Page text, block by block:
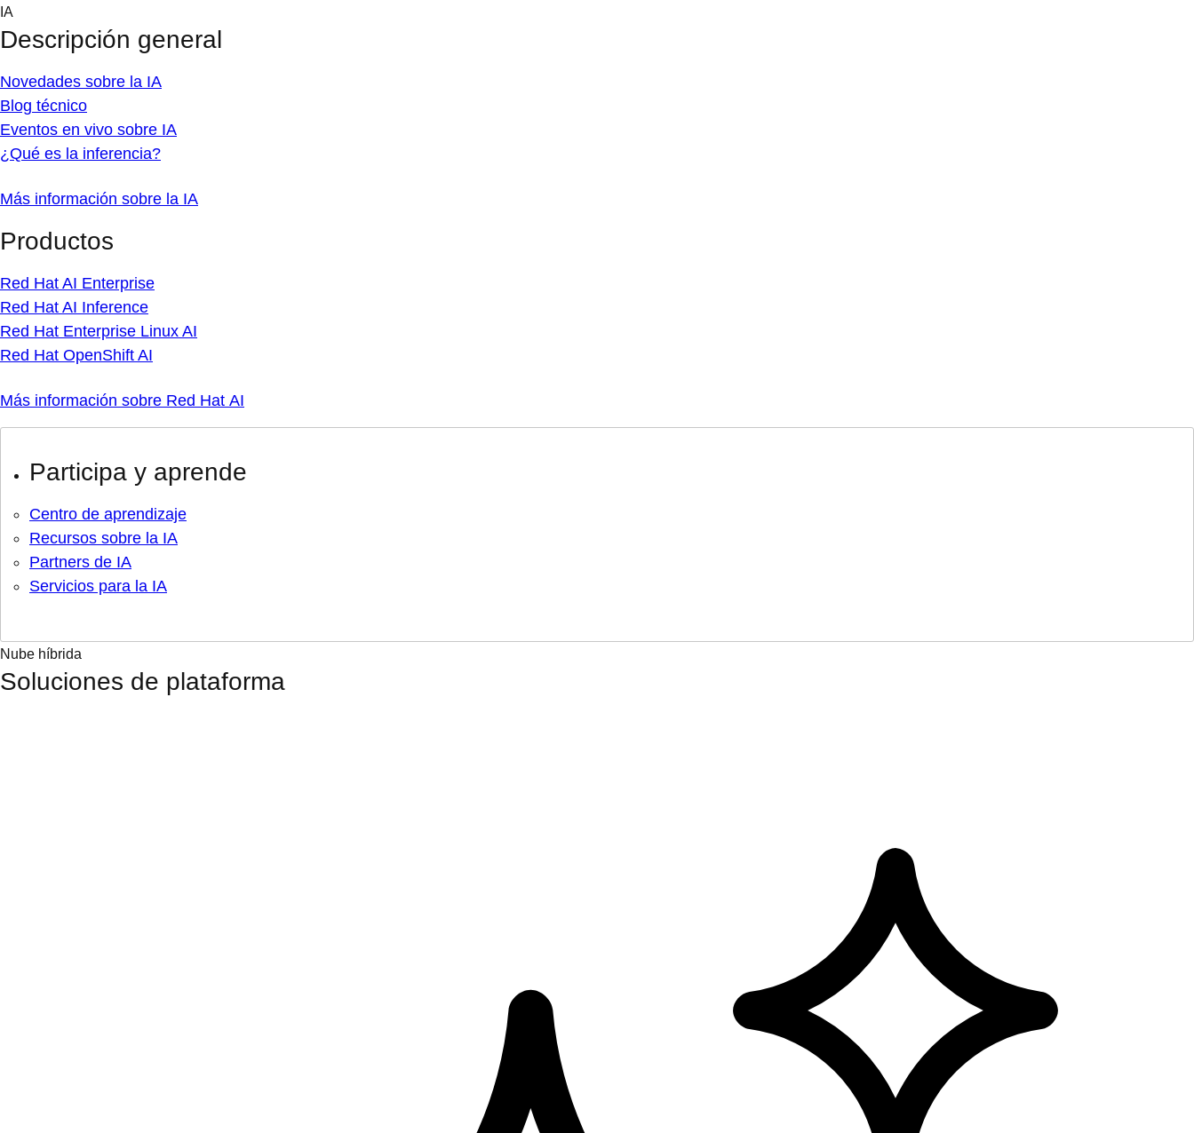
Skip
content
IA
Descripción general
Novedades sobre la IA
Blog técnico
Eventos en vivo sobre IA
¿Qué es la inferencia?
Más información sobre la IA
Productos
Red Hat AI Enterprise
Red Hat AI Inference
Red Hat Enterprise Linux AI
Red Hat OpenShift AI
Más información sobre Red Hat AI
Participa y aprende
Centro de aprendizaje
Recursos sobre la IA
Partners de IA
Servicios para la IA
Nube híbrida
Soluciones de plataforma